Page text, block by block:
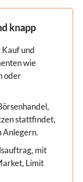
knapp
und
wie
oder
stattfindet,
Anlegern.
mit
Limit